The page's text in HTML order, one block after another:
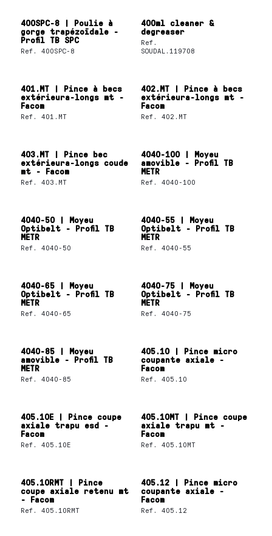
400SPC-8 | Poulie à
gorge trapézoïdale -
Profil TB SPC
Ref.400SPC-8
400ml cleaner &
degreaser
Ref.
SOUDAL.119708
401.MT | Pince à becs
extérieura-longs mt -
Facom
Ref.401.MT
402.MT | Pince à becs
extérieura-longs mt -
Facom
Ref. 402.MT
403.MT | Pince bec
extérieura-longs coude
mt - Facom
Ref.403.MT
4040-100 | Moyeu
amovible - Profil TB
METR
Ref. 4040-100
4040-50 | Moyeu
Optibelt - Profil TB
METR
Ref.4040-50
4040-55 | Moyeu
Optibelt - Profil TB
METR
Ref. 4040-55
4040-65 | Moyeu
Optibelt - Profil TB
METR
Ref.4040-65
4040-75 | Moyeu
Optibelt - Profil TB
METR
Ref. 4040-75
4040-85 | Moyeu
amovible - Profil TB
METR
Ref.4040-85
405.10 | Pince micro
coupante axiale -
Facom
Ref. 405.10
405.10E | Pince coupe
axiale trapu esd -
Facom
Ref.405.10E
405.10MT | Pince coupe
axiale trapu mt -
Facom
Ref. 405.10MT
405.10RMT | Pince
coupe axiale retenu mt
- Facom
Ref.405.10RMT
405.12 | Pince micro
coupante axiale -
Facom
Ref. 405.12